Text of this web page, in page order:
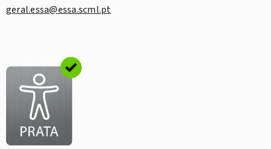
geral.essa@essa.scml.pt